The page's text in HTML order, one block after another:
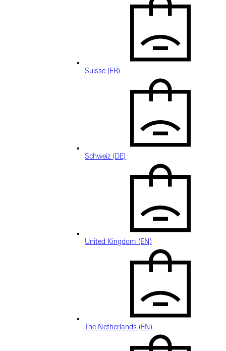
Suisse (FR)
Schweiz (DE)
United Kingdom (EN)
The Netherlands (EN)